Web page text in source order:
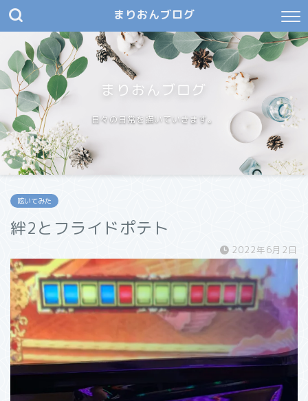
まりおんブログ
まりおんブログ
日々の日常を描いていきます。
呟いてみた
絆2とフライドポテト
2022年6月2日